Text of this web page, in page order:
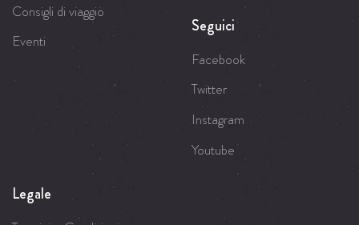
Consigli di viaggio
Eventi
Seguici
Facebook
Twitter
Instagram
Youtube
Legale